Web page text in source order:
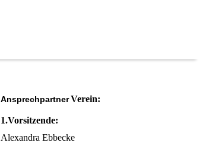
AnsprechpartnerVerein:
1.Vorsitzende:
Alexandra Ebbecke